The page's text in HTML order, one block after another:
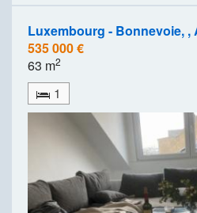
Luxembourg - Bonnevoie, ,
535 000 €
63 m2
1